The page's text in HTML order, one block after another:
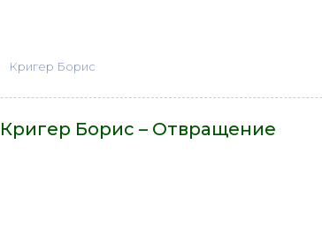
Кригер Борис
Кригер Борис – Отвращение